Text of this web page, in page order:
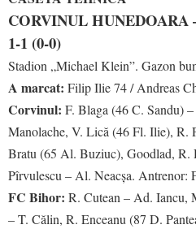
CORVINUL
1-1 (0-0)
Stadion „Michael Klein”. Gazon
A marcat: Filip Ilie 74 / Andreas
Corvinul: F. Blaga (46 C. Sandu)
Manolache, V. Lică (46 Fl. Ilie), R.
Bratu (65 Al. Buziuc), Goodlad, R.
Pîrvulescu – Al. Neacșa. Antrenor:
FC Bihor: R. Cutean – Ad. Iancu,
– T. Călin, R. Enceanu (87 D.